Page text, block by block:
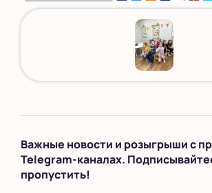
Важные новости и розыгрыши с
Telegram-каналах.
пропустить!